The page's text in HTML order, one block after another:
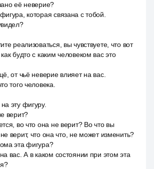
её неверие?
которая связана с тобой.
реализоваться, вы чувствуете, что вот
будто с каким человеком вас это
от чьё неверие влияет на вас.
того человека.
эту фигуру.
верит?
во что она не верит? Во что вы
верит, что она что, не может изменить?
эта фигура?
вас. А в каком состоянии при этом эта